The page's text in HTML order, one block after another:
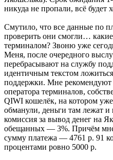
никуда не пропали, всё будет
Смутило, что все данные по
проверить они смогли…
терминалом? Звоню уже
Меня, после очередного
перебрасывают на службу
идентичным текстом
поддержки. Мне рекомендуют
оператора терминалов,
QIWI кошелёк, на котором
обманули, деньги там лежат
комиссия за вывод денег на
обещанных — 3%. Причём
сумму платежа — 4761 р. 91
процентами ровно 5000 р.